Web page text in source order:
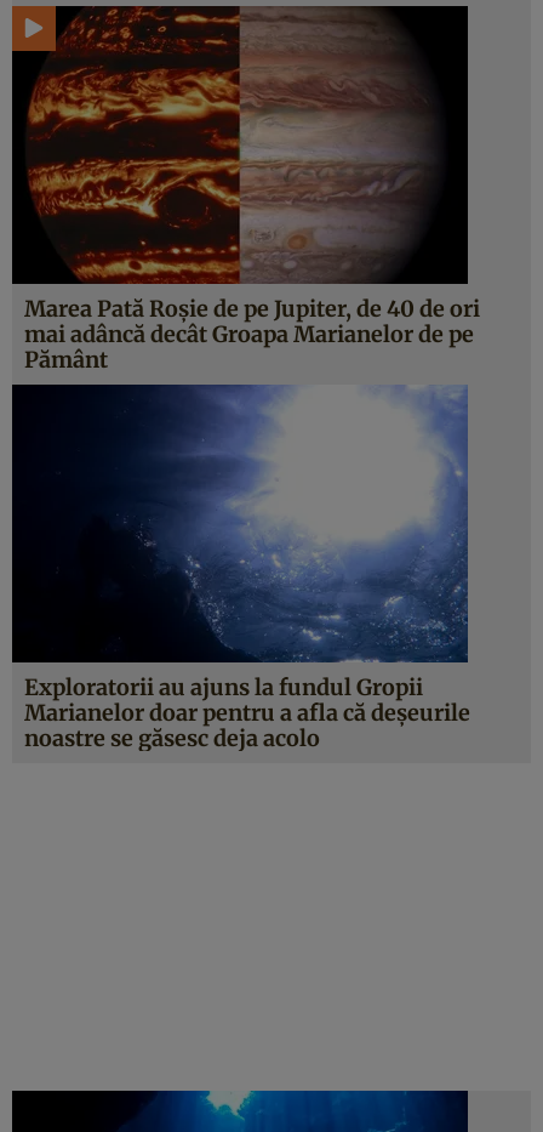
Marea Pată Roșie de pe Jupiter, de 40 de ori
mai adâncă decât Groapa Marianelor de pe
Pământ
Exploratorii au ajuns la fundul Gropii
Marianelor doar pentru a afla că deşeurile
noastre se găsesc deja acolo